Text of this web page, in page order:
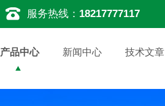
服务热线： 18217777117
产品中心 新闻中心 技术文章